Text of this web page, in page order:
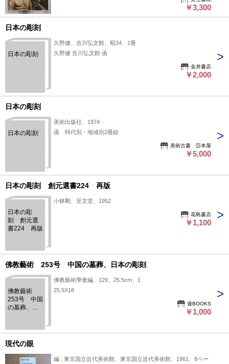
￥3,300
日本の彫刻
日本の彫刻
久野健、吉川弘文館、昭34、1冊
久野健 吉川弘文館 函
金井書店
￥2,000
日本の彫刻
日本の彫刻
美術出版社、1974
函 時代別・地域別2冊組
美術古書 亞本屋
￥5,000
日本の彫刻 創元選書224 再版
日本の彫
刻 創元選
書224 再版
小林剛、至文堂、1952
花島書店
￥1,100
佛教藝術 253号 中国の墓葬、日本の彫刻
佛教藝術
253号 中国
の墓葬、日
佛教藝術學會編、129、25.5cm、1
25.5X18
遊BOOKS
￥1,000
現代の眼
編 : 東京国立近代美術館、東京国立近代美術館、1961、8ペー